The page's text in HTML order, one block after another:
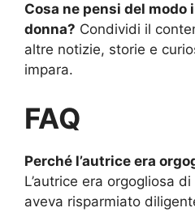
Cosa ne pensi del modo
donna? Condividi il
altre notizie, storie e
impara.
FAQ
Perché l’autrice era
L’autrice era orgogliosa
aveva risparmiato